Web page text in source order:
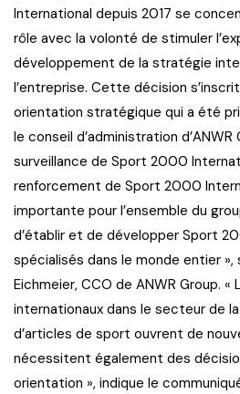
International depuis 2017 se
rôle avec la volonté de stimuler
développement de la stratégie
l’entreprise. Cette décision
orientation stratégique qui a été
le conseil d’administration
surveillance de Sport 2000
renforcement de Sport 2000
importante pour l’ensemble du
d’établir et de développer Sport
spécialisés dans le monde entier »,
Eichmeier, CCO de ANWR Group.
internationaux dans le secteur de
d’articles de sport ouvrent de
nécessitent également des
orientation », indique le